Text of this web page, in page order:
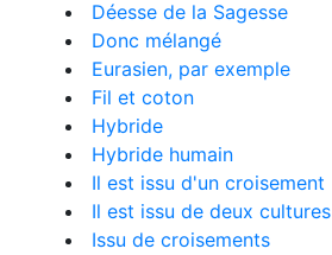
Déesse de la Sagesse
Donc mélangé
Eurasien, par exemple
Fil et coton
Hybride
Hybride humain
Il est issu d'un croisement
Il est issu de deux cultures
Issu de croisements